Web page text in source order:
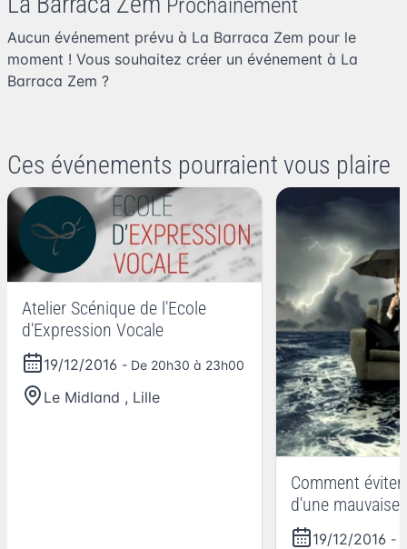
Prochainement
Aucun événement prévu à La Barraca Zem pour le
moment ! Vous souhaitez créer un événement à La
Barraca Zem ?
Ces événements pourraient vous plaire
Atelier Scénique de l'Ecole
d'Expression Vocale
19/12/2016 - De 20h30 à 23h00
Le Midland , Lille
Comment
d'une
19/12/2016 -